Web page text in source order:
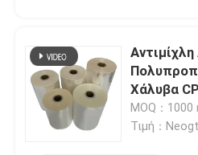
Χάλυβα
MOQ：1000
Τιμή：